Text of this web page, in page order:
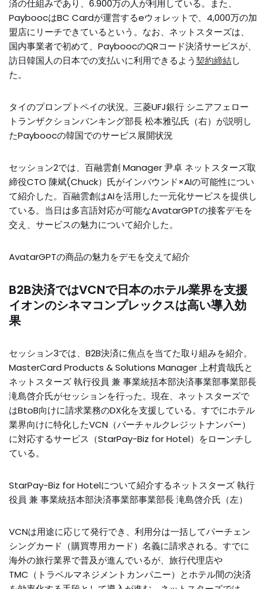
済の仕組みであり、6.900万の人が利用している。また、
PayboocはBC Cardが運営するeウォレットで、4,000万の加
盟店にリーチできているという。なお、ネットスターズは、
国内事業者で初めて、PayboocのQRコード決済サービスが、
訪日韓国人の日本での支払いに利用できるよう契約締結し
た。
タイのプロンプトペイの状況。三菱UFJ銀行 シニアフェロー
トランザクションバンキング部長 松本雅弘氏（右）が説明し
たPayboocの韓国でのサービス展開状況
セッション2では、百融雲創 Manager 尹卓 ネットスターズ取
締役CTO 陳斌(Chuck）氏がインバウンド×AIの可能性につい
て紹介した。百融雲創はAIを活用した一元化サービスを提供し
ている。当日は多言語対応が可能なAvatarGPTの接客デモを
交え、サービスの魅力について紹介した。
AvatarGPTの商品の魅力をデモを交えて紹介
B2B決済ではVCNで日本のホテル業界を支援
イオンのシネマコンプレックスは高い導入効
果
セッション3では、B2B決済に焦点を当てた取り組みを紹介。
MasterCard Products & Solutions Manager 上村貴哉氏と
ネットスターズ 執行役員 兼 事業統括本部決済事業部事業部長
滝島啓介氏がセッションを行った。現在、ネットスターズで
はBtoB向けに請求業務のDX化を支援している。すでにホテル
業界向けに特化したVCN（バーチャルクレジットナンバー）
に対応するサービス（StarPay-Biz for Hotel）をローンチし
ている。
StarPay-Biz for Hotelについて紹介するネットスターズ 執行
役員 兼 事業統括本部決済事業部事業部長 滝島啓介氏（左）
VCNは用途に応じて発行でき、利用分は一括してパーチェン
シングカード（購買専用カード）名義に請求される。すでに
海外の旅行業界で普及が進んでいるが、旅行代理店や
TMC（トラベルマネジメントカンパニー）とホテル間の決済